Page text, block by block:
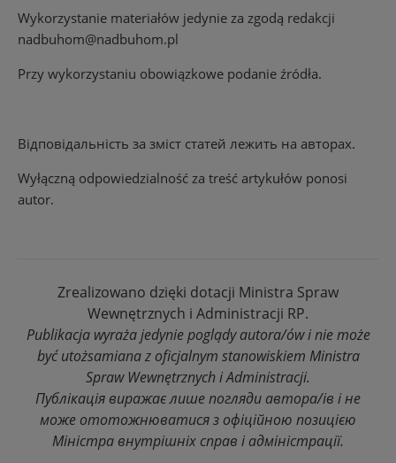
Wykorzystanie materiałów jedynie za zgodą redakcji
nadbuhom@nadbuhom.pl
Przy wykorzystaniu obowiązkowe podanie źródła.
Відповідальність за зміст статей лежить на авторах.
Wyłączną odpowiedzialność za treść artykułów ponosi
autor.
Zrealizowano dzięki dotacji Ministra Spraw
Wewnętrznych i Administracji RP.
Publikacja wyraża jedynie poglądy autora/ów i nie może
być utożsamiana z oficjalnym stanowiskiem Ministra
Spraw Wewnętrznych i Administracji.
Публікація виражає лише погляди автора/ів і не
може ототожнюватися з офіційною позицією
Міністра внутрішніх справ і адміністрації.